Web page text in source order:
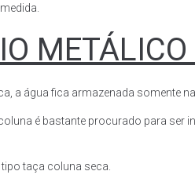
a água fica armazenada somente
é bastante procurado para ser
taça coluna seca.